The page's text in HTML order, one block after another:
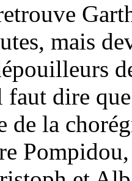
mais
dire
de la